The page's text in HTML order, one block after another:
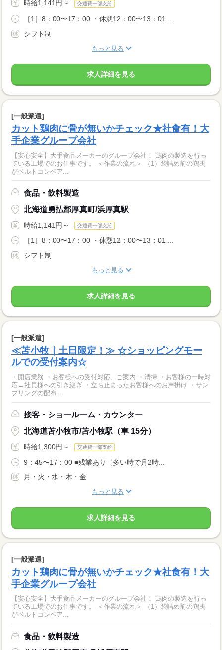
時給1,141円～ 交通費一部支給
［1］8：00〜17：00 ・休憩12：00〜13：01 ...
シフト制
もっと見る
求人詳細を見る
[一般派遣]
カット鶏肉に骨が無いかチェック★社食有！大
手企業グループ会社
【安心安全】大手食品メーカーのグループ会社！ 鶏肉の製造を行っ
ている工場でのお仕事です。 ＜作業の流れ＞ （1）袋詰め前の鶏肉
がベルトコンベア...
食品・飲料製造
北海道勇払郡厚真町/浜厚真駅
時給1,141円～ 交通費一部支給
［1］8：00〜17：00 ・休憩12：00〜13：01 ...
シフト制
もっと見る
求人詳細を見る
[一般派遣]
≪苫小牧｜土日限定！≫ ☆ショッピングモー
ルでの受付案内☆
・開店業務 ・お客様への受付対応、ご案内 ・清掃 ・お客様の一時対
応→社員様への引き継ぎ ・立ち止まったお客様へのお声掛け ・サン
プリングの配布...
接客・ショールーム・カウンター
北海道苫小牧市/苫小牧駅（車 15分）
時給1,300円～ 交通費一部支給
9：45〜17：00 ■残業あり（多い時で月2時...
月・火・水・木・金
もっと見る
求人詳細を見る
[一般派遣]
カット鶏肉に骨が無いかチェック★社食有！大
手企業グループ会社
【安心安全】大手食品メーカーのグループ会社！ 鶏肉の製造を行っ
ている工場でのお仕事です。 ＜作業の流れ＞ （1）袋詰め前の鶏肉
がベルトコンベア...
食品・飲料製造